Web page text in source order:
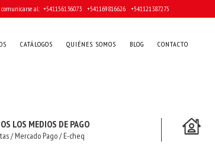
al: ‎ +541156136073 ‎ ‎ +541169816626 ‎ ‎ +541121387275
CATÁLOGOS QUIÉNES SOMOS BLOG CONTACTO
LOS MEDIOS DE PAGO
/ Mercado Pago / E-cheq